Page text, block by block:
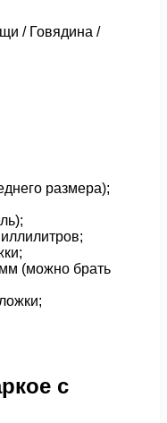
/ Говядина /
размера);
(можно брать
с